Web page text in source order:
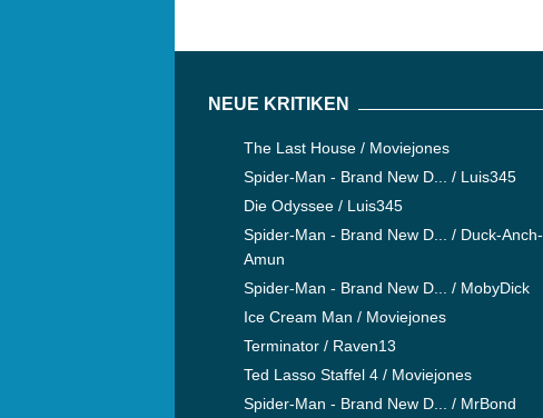
NEUE KRITIKEN
The Last House / Moviejones
Spider-Man - Brand New D... / Luis345
Die Odyssee / Luis345
Spider-Man - Brand New D... / Duck-Anch-
Amun
Spider-Man - Brand New D... / MobyDick
Ice Cream Man / Moviejones
Terminator / Raven13
Ted Lasso Staffel 4 / Moviejones
Spider-Man - Brand New D... / MrBond